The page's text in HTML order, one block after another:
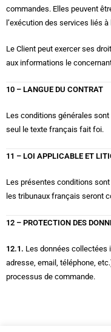
commandes. Elles peuvent
l’exécution des services liés
Le Client peut exercer ses
aux informations le
10 – LANGUE DU CONTRAT
Les conditions générales
seul le texte français fait foi.
11 – LOI APPLICABLE ET
Les présentes conditions
les tribunaux français seront
12 – PROTECTION DES
12.1. Les données collectées
adresse, email, téléphone,
processus de commande.